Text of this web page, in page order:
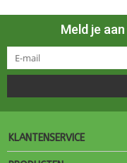
Meld je
KLANTENSERVICE